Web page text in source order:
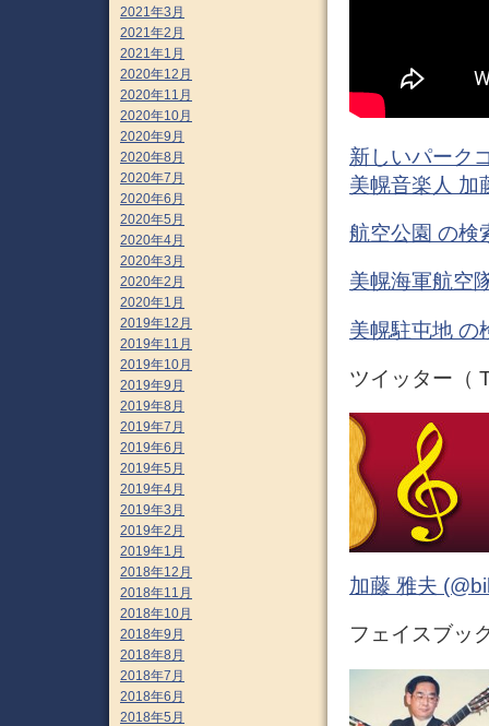
新しいパーク
美幌音楽人 加
航空公園 の検
美幌海軍航空
美幌駐屯地 の
ツイッター（
加藤 雅夫
フェイスブッ
2021年3月
2021年2月
2021年1月
2020年12月
2020年11月
2020年10月
2020年9月
2020年8月
2020年7月
2020年6月
2020年5月
2020年4月
2020年3月
2020年2月
2020年1月
2019年12月
2019年11月
2019年10月
2019年9月
2019年8月
2019年7月
2019年6月
2019年5月
2019年4月
2019年3月
2019年2月
2019年1月
2018年12月
2018年11月
2018年10月
2018年9月
2018年8月
2018年7月
2018年6月
2018年5月